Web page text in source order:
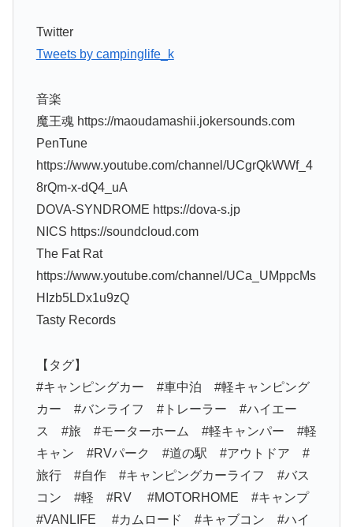
Twitter
Tweets by campinglife_k
音楽
魔王魂 https://maoudamashii.jokersounds.com
PenTune
https://www.youtube.com/channel/UCgrQkWWf_4
8rQm-x-dQ4_uA
DOVA-SYNDROME https://dova-s.jp
NICS https://soundcloud.com
The Fat Rat
https://www.youtube.com/channel/UCa_UMppcMs
HIzb5LDx1u9zQ
Tasty Records
【タグ】
#キャンピングカー #車中泊 #軽キャンピング
カー #バンライフ #トレーラー #ハイエー
ス #旅 #モーターホーム #軽キャンパー #軽
キャン #RVパーク #道の駅 #アウトドア #
旅行 #自作 #キャンピングカーライフ #バス
コン #軽 #RV #MOTORHOME #キャンプ
#VANLIFE #カムロード #キャブコン #ハイ